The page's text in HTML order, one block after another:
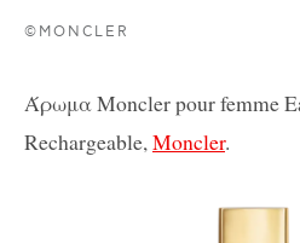
©MONCLER
Άρωμα Moncler pour femme
Rechargeable,Moncler.